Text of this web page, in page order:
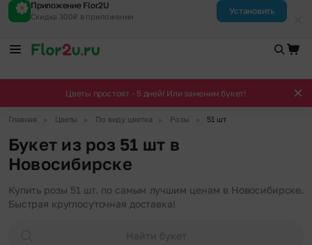
Приложение Flor2U
Скидка 300₽ в приложении
Установить
Цветы простоят - 5 дней! Или заменим букет!
Главная Цветы По виду цветка Розы 51 шт
Букет из роз 51 шт в
Новосибирске
Купить розы 51 шт. по самым лучшим ценам в Новосибирске.
Быстрая круглосуточная доставка!
Найти букет